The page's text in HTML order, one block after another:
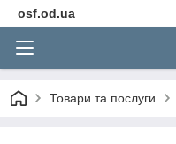
osf.od.ua
Товари та послуги